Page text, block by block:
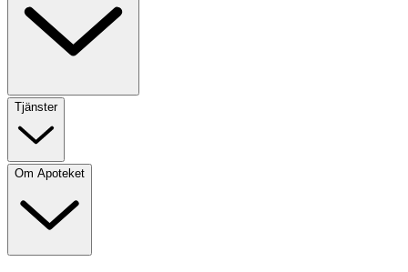
Tjänster
Om Apoteket